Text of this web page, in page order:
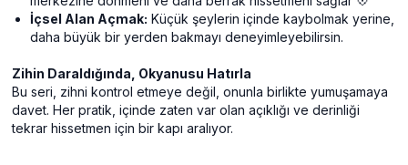
İçsel Alan Açmak: Küçük şeylerin içinde kaybolmak yerine,
daha büyük bir yerden bakmayı deneyimleyebilirsin.
Zihin Daraldığında, Okyanusu Hatırla
Bu seri, zihni kontrol etmeye değil, onunla birlikte yumuşamaya
davet. Her pratik, içinde zaten var olan açıklığı ve derinliği
tekrar hissetmen için bir kapı aralıyor.